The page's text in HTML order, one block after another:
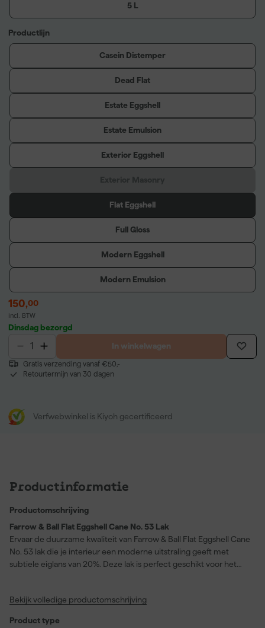
5 L
Productlijn
Casein Distemper
Dead Flat
Estate Eggshell
Estate Emulsion
Exterior Eggshell
Flat Eggshell
Full Gloss
Modern Eggshell
Modern Emulsion
150,00
incl. BTW
Dinsdag bezorgd
In winkelwagen
Gratis verzending vanaf €50,-
Retourtermijn van 30 dagen
Verfwebwinkel is Kiyoh gecertificeerd
Productinformatie
Productomschrijving
Farrow & Ball Flat Eggshell Cane No. 53 Lak
Ervaar de duurzame kwaliteit van Farrow & Ball Flat Eggshell Cane
No. 53 lak die je interieur een moderne uitstraling geeft met
subtiele eiglans van 20%. Deze lak is perfect geschikt voor het
schrobklasse 1 is het oppervlak eenvoudig schoon te houden en
maakt deze lak ideaal voor ruimtes waar hygiëne en uitstraling
Bekijk volledige productomschrijving
Product type